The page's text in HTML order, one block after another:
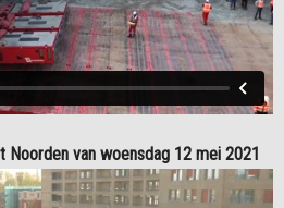
Noorden van woensdag 12 mei 2021